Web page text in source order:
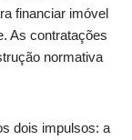
financiar imóvel
As contratações
normativa
dois impulsos: a